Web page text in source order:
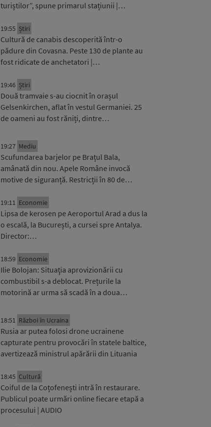
turiștilor”, spune primarul stațiunii |…
19:55 Știri
Cultură de canabis descoperită într-o
pădure din Covasna. Peste 130 de plante au
fost ridicate de anchetatori |…
19:46 Știri
Două tramvaie s-au ciocnit în orașul
Gelsenkirchen, aflat în vestul Germaniei. 25
de oameni au fost răniți, dintre…
19:27 Mediu
Scufundarea barjelor pe Brațul Bala,
amânată din nou. Apele Române invocă
motive de siguranță. Restricții în 80 de…
19:11 Economie
Lipsa de kerosen pe Aeroportul Arad a dus la
o escală, la București, a cursei spre Antalya.
Director:…
18:59 Economie
Ilie Bolojan: Situaţia aprovizionării cu
combustibil s-a deblocat. Prețurile la
motorină ar urma să scadă în a doua…
18:51 Război în Ucraina
Rusia ar putea folosi drone ucrainene
capturate pentru provocări în statele baltice,
avertizează ministrul apărării din Lituania
18:45 Cultură
Coiful de la Coțofenești intră în restaurare.
Publicul poate urmări online fiecare etapă a
procesului | AUDIO